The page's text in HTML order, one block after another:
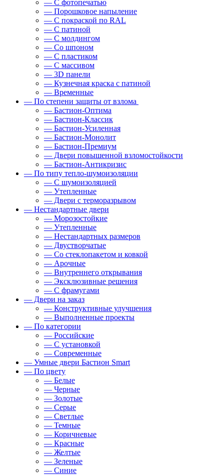
— С фотопечатью
— Порошковое напыление
— С покраской по RAL
— С патиной
— С молдингом
— Со шпоном
— С пластиком
— С массивом
— 3D панели
— Кузнечная краска с патиной
— Временные
— По степени защиты от взлома
— Бастион-Оптима
— Бастион-Классик
— Бастион-Усиленная
— Бастион-Монолит
— Бастион-Премиум
— Двери повышенной взломостойкости
— Бастион-Антикризис
— По типу тепло-шумоизоляции
— С шумоизоляцией
— Утепленные
— Двери с терморазрывом
— Нестандартные двери
— Морозостойкие
— Утепленные
— Нестандартных размеров
— Двустворчатые
— Со стеклопакетом и ковкой
— Арочные
— Внутреннего открывания
— Эксклюзивные решения
— С фрамугами
— Двери на заказ
— Конструктивные улучшения
— Выполненные проекты
— По категории
— Российские
— С установкой
— Современные
— Умные двери Бастион Smart
— По цвету
— Белые
— Черные
— Золотые
— Серые
— Светлые
— Темные
— Коричневые
— Красные
— Желтые
— Зеленые
— Синие